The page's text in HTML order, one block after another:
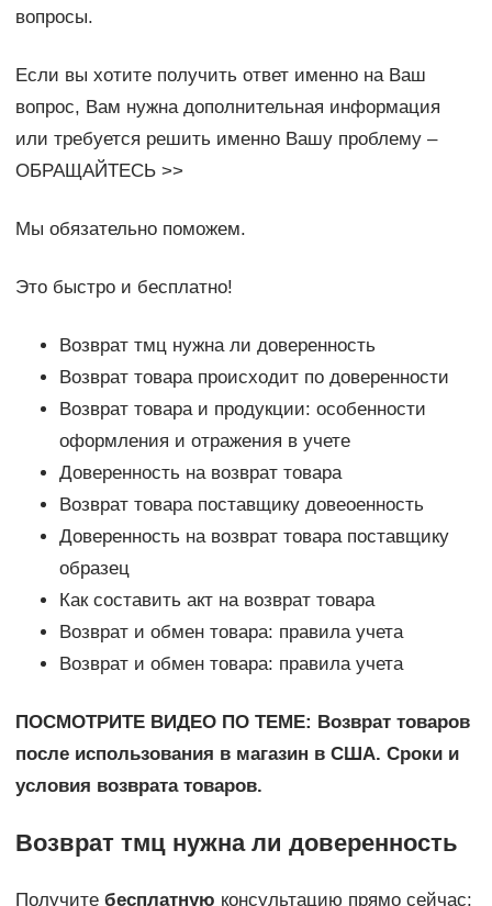
вопросы.
Если вы хотите получить ответ именно на Ваш
вопрос, Вам нужна дополнительная информация
или требуется решить именно Вашу проблему –
ОБРАЩАЙТЕСЬ >>
Мы обязательно поможем.
Это быстро и бесплатно!
Возврат тмц нужна ли доверенность
Возврат товара происходит по доверенности
Возврат товара и продукции: особенности
оформления и отражения в учете
Доверенность на возврат товара
Возврат товара поставщику довеоенность
Доверенность на возврат товара поставщику
образец
Как составить акт на возврат товара
Возврат и обмен товара: правила учета
Возврат и обмен товара: правила учета
ПОСМОТРИТЕ ВИДЕО ПО ТЕМЕ: Возврат товаров
после использования в магазин в США. Сроки и
условия возврата товаров.
Возврат тмц нужна ли доверенность
Получите бесплатную консультацию прямо сейчас: